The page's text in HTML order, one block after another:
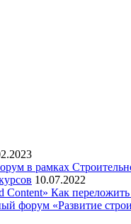
в рамках
10.07.2022
Как
форум «Развитие